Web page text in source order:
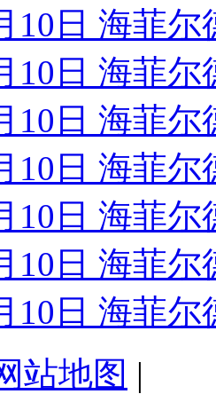
10日 海菲
10日 海菲
10日 海菲
10日 海菲
10日 海菲
10日 海菲
10日 海菲
站地图 |